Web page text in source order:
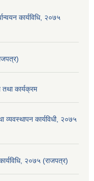
कार्यविधि, २०७५
कार्यक्रम
कार्यविधी, २०७५
२०७५ (राजपत्र)